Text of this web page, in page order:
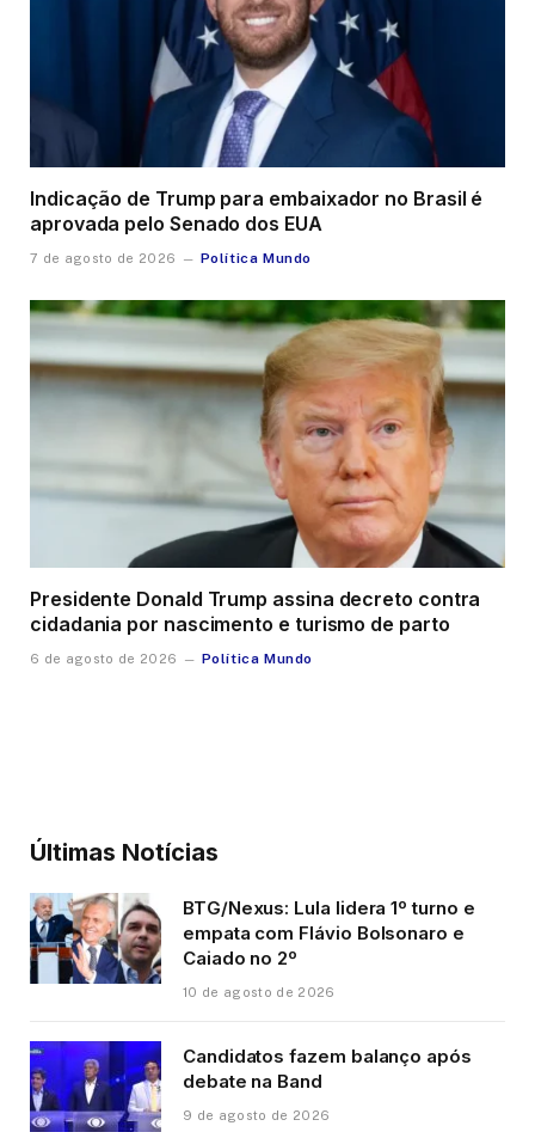
Indicação de Trump para embaixador no Brasil é
aprovada pelo Senado dos EUA
7 de agosto de 2026 Política Mundo
Presidente Donald Trump assina decreto contra
cidadania por nascimento e turismo de parto
6 de agosto de 2026 Política Mundo
Últimas Notícias
BTG/Nexus: Lula lidera 1º turno e
empata com Flávio Bolsonaro e
Caiado no 2º
10 de agosto de 2026
Candidatos fazem balanço após
debate na Band
9 de agosto de 2026